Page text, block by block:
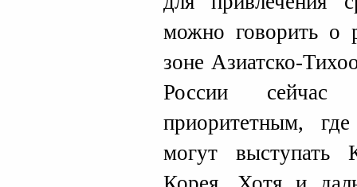
можно говорить о
зоне Азиатско-
России
приоритетным,
могут